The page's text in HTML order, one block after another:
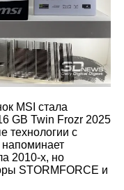
MSI стала
GB Twin Frozr 2025
технологии с
напоминает
2010-х, но
STORMFORCE и